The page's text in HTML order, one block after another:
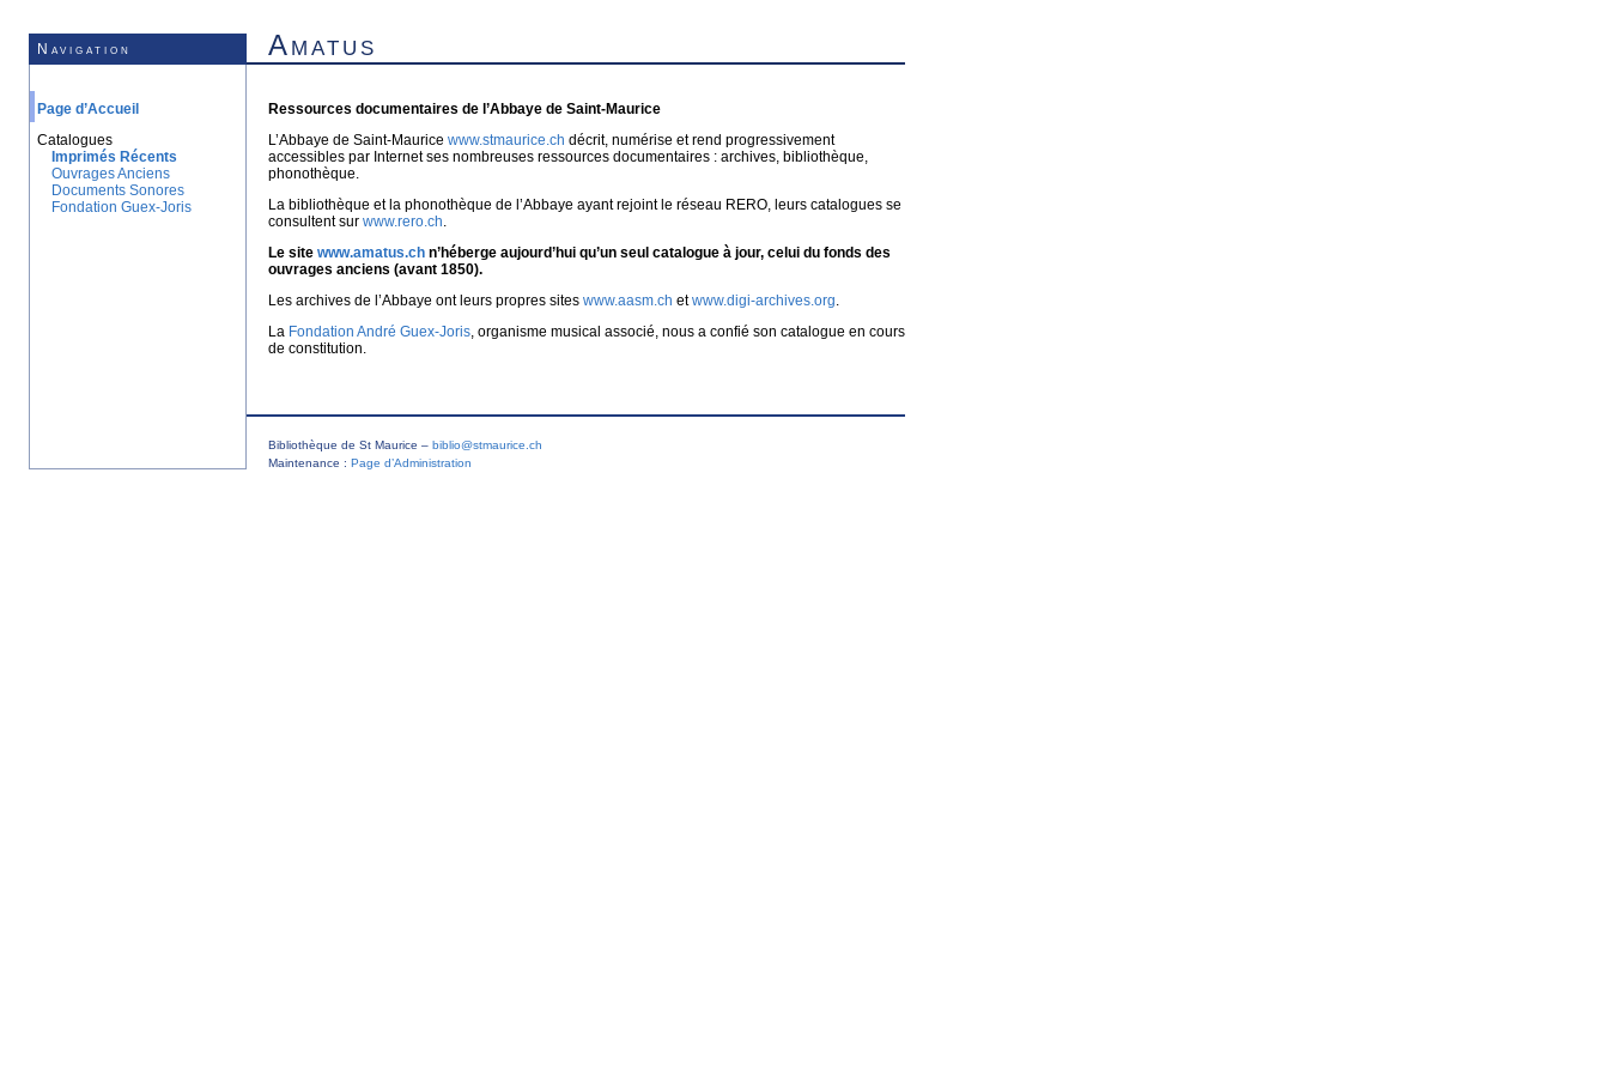
Navigation Amatus
Page d’Accueil
Catalogues
Imprimés Récents
Ouvrages Anciens
Documents Sonores
Fondation Guex-Joris
Ressources documentaires de l’Abbaye de Saint-Maurice
L’Abbaye de Saint-Maurice www.stmaurice.ch décrit, numérise et rend progressivement
accessibles par Internet ses nombreuses ressources documentaires : archives, bibliothèque,
phonothèque.
La bibliothèque et la phonothèque de l’Abbaye ayant rejoint le réseau RERO, leurs catalogues se
consultent sur www.rero.ch.
Le site www.amatus.ch n’héberge aujourd’hui qu’un seul catalogue à jour, celui du fonds des
ouvrages anciens (avant 1850).
Les archives de l’Abbaye ont leurs propres sites www.aasm.ch etwww.digi-archives.org.
La Fondation André Guex-Joris, organisme musical associé, nous a confié son catalogue en cours
de constitution.
Bibliothèque de St Maurice – biblio@stmaurice.ch
Maintenance : Page d’Administration